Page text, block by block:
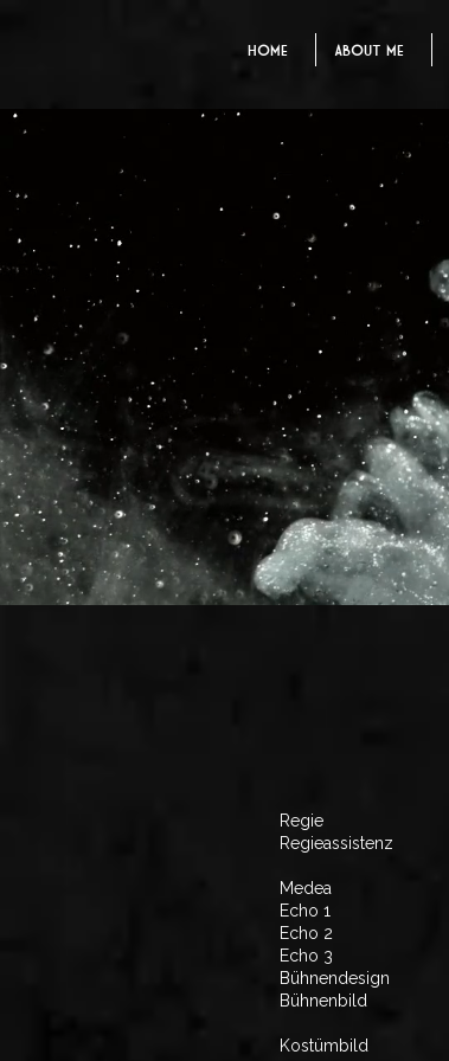
Home About me
Regie
Regieassistenz
Medea
Echo 1
Echo 2
Echo 3
Bühnendesign
Bühnenbild
Kostümbild